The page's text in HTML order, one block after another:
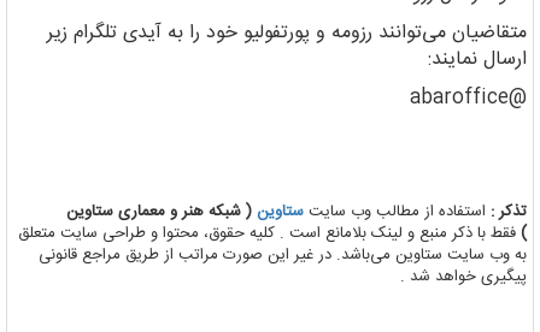
متقاضیان می‌توانند رزومه و پورتفولیو خود را به آیدی تلگرام زیر
ارسال نمایند:
@abaroffice
تذکر : استفاده از مطالب وب سایتستاوین( شبکه هنر و معماری ستاوین
)فقط با ذکر منبع و لینک بلامانع است . کلیه حقوق، محتوا و طراحی سایت متعلق
به وب سایت ستاوین می‌باشد. در غیر این صورت مراتب از طریق مراجع قانونی
پیگیری خواهد شد .